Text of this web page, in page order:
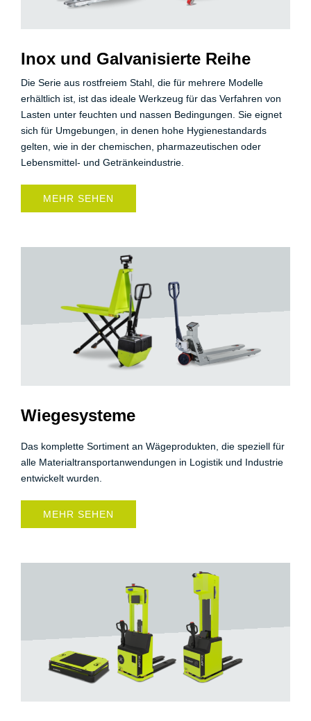
Inox und Galvanisierte Reihe
Die Serie aus rostfreiem Stahl, die für mehrere Modelle
erhältlich ist, ist das ideale Werkzeug für das Verfahren von
Lasten unter feuchten und nassen Bedingungen. Sie eignet
sich für Umgebungen, in denen hohe Hygienestandards
gelten, wie in der chemischen, pharmazeutischen oder
Lebensmittel- und Getränkeindustrie.
MEHR SEHEN
Wiegesysteme
Das komplette Sortiment an Wägeprodukten, die speziell für
alle Materialtransportanwendungen in Logistik und Industrie
entwickelt wurden.
MEHR SEHEN